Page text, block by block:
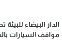
الدار البيضاء للبيئة
مواقف السيارات